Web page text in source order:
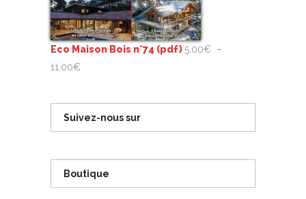
Eco Maison Bois n°74 (pdf)5,00€ –
11,00€Plage
prix :
5,00€
Suivez-nous sur
Boutique